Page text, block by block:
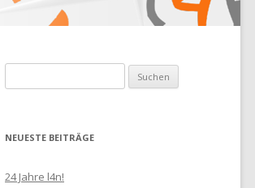
nach:
NEUESTE BEITRÄGE
24 Jahre l4n!